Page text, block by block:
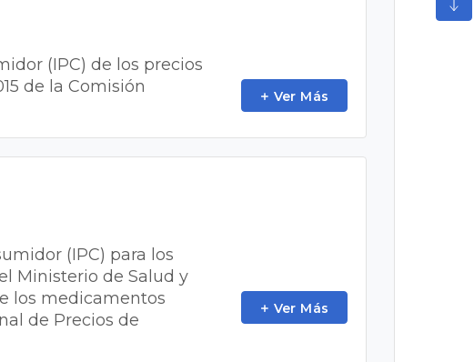
(IPC) de los precios
de la Comisión
Ver Más
(IPC) para los
Ministerio de Salud y
los medicamentos
de Precios de
Ver Más